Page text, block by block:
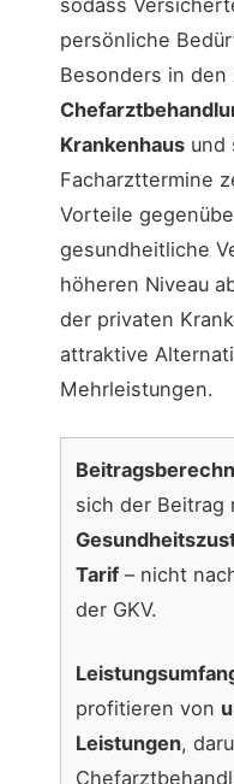
sodass
persönliche
Besonders in den
Krankenhaus und
Facharzttermine
Vorteile
gesundheitliche
höheren Niveau
der privaten
attraktive
Mehrleistungen.
sich der Beitrag
Tarif – nicht
der GKV.
profitieren von
Leistungen,